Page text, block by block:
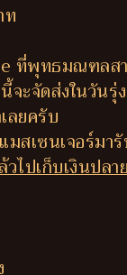
ท
ที่พุทธมณฑลส
จะจัดส่งในวันรุ่
ลยครับ
มสเซนเจอร์มา
ไปเก็บเงินปล